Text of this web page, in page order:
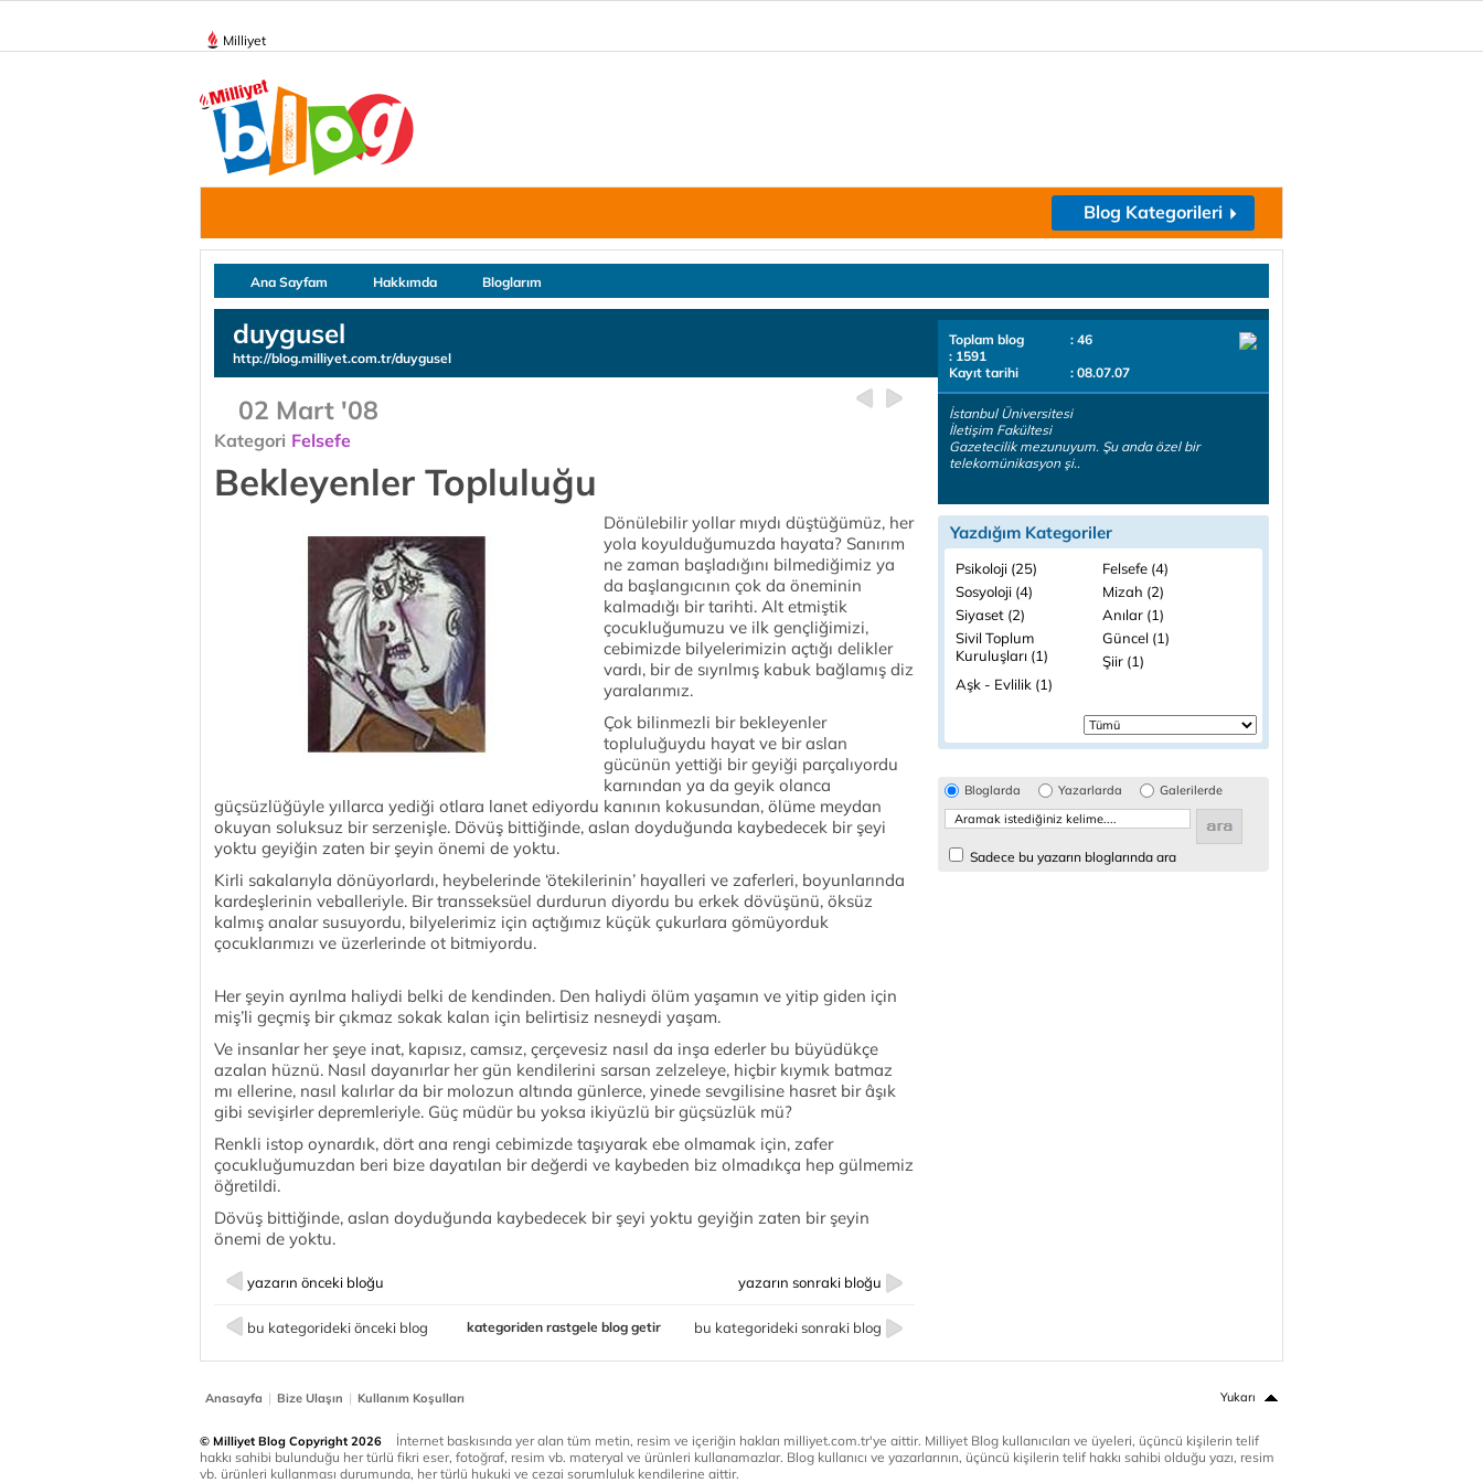
Milliyet
Blog Kategorileri
Ana Sayfam Hakkımda Bloglarım
duygusel
http://blog.milliyet.com.tr/duygusel
02 Mart '08
Kategori Felsefe
Bekleyenler Topluluğu
Dönülebilir yollar mıydı düştüğümüz, her
yola koyulduğumuzda hayata? Sanırım
ne zaman başladığını bilmediğimiz ya
da başlangıcının çok da öneminin
kalmadığı bir tarihti. Alt etmiştik
çocukluğumuzu ve ilk gençliğimizi,
cebimizde bilyelerimizin açtığı delikler
vardı, bir de sıyrılmış kabuk bağlamış diz
yaralarımız.
Çok bilinmezli bir bekleyenler
topluluğuydu hayat ve bir aslan
gücünün yettiği bir geyiği parçalıyordu
karnından ya da geyik olanca
güçsüzlüğüyle yıllarca yediği otlara lanet ediyordu kanının kokusundan, ölüme meydan
okuyan soluksuz bir serzenişle. Dövüş bittiğinde, aslan doyduğunda kaybedecek bir şeyi
yoktu geyiğin zaten bir şeyin önemi de yoktu.
Kirli sakalarıyla dönüyorlardı, heybelerinde ‘ötekilerinin’ hayalleri ve zaferleri, boyunlarında
kardeşlerinin veballeriyle. Bir transseksüel durdurun diyordu bu erkek dövüşünü, öksüz
kalmış analar susuyordu, bilyelerimiz için açtığımız küçük çukurlara gömüyorduk
çocuklarımızı ve üzerlerinde ot bitmiyordu.
Her şeyin ayrılma haliydi belki de kendinden. Den haliydi ölüm yaşamın ve yitip giden için
miş’li geçmiş bir çıkmaz sokak kalan için belirtisiz nesneydi yaşam.
Ve insanlar her şeye inat, kapısız, camsız, çerçevesiz nasıl da inşa ederler bu büyüdükçe
azalan hüznü. Nasıl dayanırlar her gün kendilerini sarsan zelzeleye, hiçbir kıymık batmaz
mı ellerine, nasıl kalırlar da bir molozun altında günlerce, yinede sevgilisine hasret bir âşık
gibi sevişirler depremleriyle. Güç müdür bu yoksa ikiyüzlü bir güçsüzlük mü?
Renkli istop oynardık, dört ana rengi cebimizde taşıyarak ebe olmamak için, zafer
çocukluğumuzdan beri bize dayatılan bir değerdi ve kaybeden biz olmadıkça hep gülmemiz
öğretildi.
Dövüş bittiğinde, aslan doyduğunda kaybedecek bir şeyi yoktu geyiğin zaten bir şeyin
önemi de yoktu.
yazarın önceki bloğu yazarın sonraki bloğu
bu kategorideki önceki blog bu kategorideki sonraki blog
kategoriden rastgele blog getir
Toplam blog
: 46
: 1591
Kayıt tarihi
: 08.07.07
İstanbul Üniversitesi
İletişim Fakültesi
Gazetecilik mezunuyum. Şu anda özel bir
telekomünikasyon şi..
Yazdığım Kategoriler
Psikoloji (25)
Felsefe (4)
Sosyoloji (4)
Mizah (2)
Siyaset (2)
Anılar (1)
Sivil Toplum
Kuruluşları (1)
Güncel (1)
Şiir (1)
Aşk - Evlilik (1)
Bloglarda Yazarlarda Galerilerde
Sadece bu yazarın bloglarında ara
Anasayfa | Bize Ulaşın | Kullanım Koşulları Yukarı
© Milliyet Blog Copyright 2026
İnternet baskısında yer alan tüm metin, resim ve içeriğin hakları milliyet.com.tr'ye aittir. Milliyet Blog kullanıcıları ve üyeleri, üçüncü kişilerin telif
hakkı sahibi bulunduğu her türlü fikri eser, fotoğraf, resim vb. materyal ve ürünleri kullanamazlar. Blog kullanıcı ve yazarlarının, üçüncü kişilerin telif hakkı sahibi olduğu yazı, resim
vb. ürünleri kullanması durumunda, her türlü hukuki ve cezai sorumluluk kendilerine aittir.